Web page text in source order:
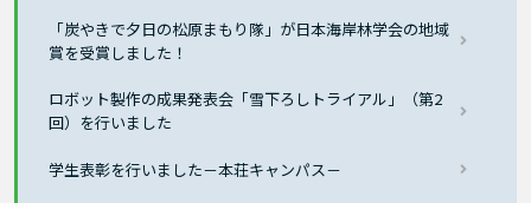
「炭やきで夕日の松原まもり隊」が日本海岸林学会の地域
賞を受賞しました！
ロボット製作の成果発表会「雪下ろしトライアル」（第2
回）を行いました
学生表彰を行いました－本荘キャンパス－